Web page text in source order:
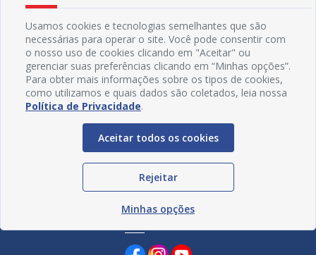
Redes Sociais
Usamos cookies e tecnologias semelhantes que são
necessárias para operar o site. Você pode consentir com
o nosso uso de cookies clicando em "Aceitar" ou
gerenciar suas preferências clicando em “Minhas opções”.
Para obter mais informações sobre os tipos de cookies,
como utilizamos e quais dados são coletados, leia nossa
Política de Privacidade.
Aceitar todos os cookies
Rejeitar
Minhas opções